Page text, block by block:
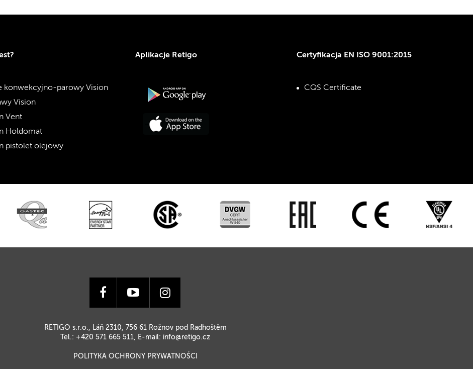
konwekcyjno-parowy Vision
Vision
Vent
Holdomat
pistolet olejowy
Aplikacje Retigo Certyfikacja EN ISO 9001:2015
CQS Certificate
RETIGO s.r.o., Láň 2310, 756 61 Rožnov pod Radhoštěm
Tel.: +420 571 665 511, E-mail: info@retigo.cz
POLITYKA OCHRONY PRYWATNOŚCI